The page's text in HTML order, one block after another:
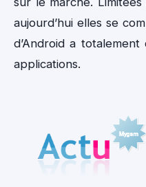
aujourd’hui elles se
d’Android a totalement
applications.